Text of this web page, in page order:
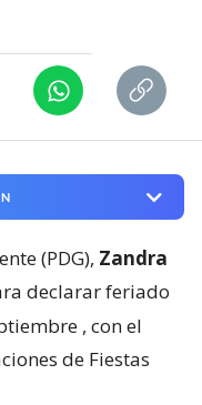
(PDG), Zandra
declarar feriado
, con el
de Fiestas